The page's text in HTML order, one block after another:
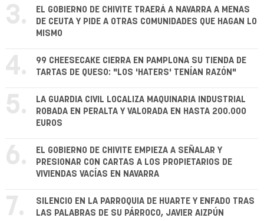
3.
EL GOBIERNO DE CHIVITE TRAERÁ A NAVARRA A MENAS
DE CEUTA Y PIDE A OTRAS COMUNIDADES QUE HAGAN LO
MISMO
4.
99 CHEESECAKE CIERRA EN PAMPLONA SU TIENDA DE
TARTAS DE QUESO: "LOS 'HATERS' TENÍAN RAZÓN"
5.
LA GUARDIA CIVIL LOCALIZA MAQUINARIA INDUSTRIAL
ROBADA EN PERALTA Y VALORADA EN HASTA 200.000
EUROS
6.
EL GOBIERNO DE CHIVITE EMPIEZA A SEÑALAR Y
PRESIONAR CON CARTAS A LOS PROPIETARIOS DE
VIVIENDAS VACÍAS EN NAVARRA
7.
SILENCIO EN LA PARROQUIA DE HUARTE Y ENFADO TRAS
LAS PALABRAS DE SU PÁRROCO, JAVIER AIZPÚN